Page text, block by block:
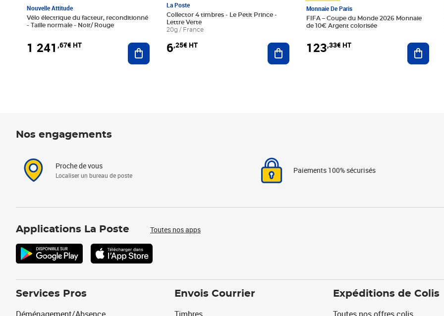
Nouvelle Attitude
Vélo électrique du facteur, reconditionné
- Taille normale - Noir/ Rouge
1 241 ,67€ HT Ajouter au panier
La Poste
Collector 4 timbres - Le Petit Prince -
Lettre Verte
20g / France
6,25€ HT Ajouter au panier
Monnaie De Paris
FIFA – Coupe du Monde 2026 Monnaie
de 10€ Argent colorisée
123,33€ HT
Nos engagements
Proche de vous
Localiser un bureau de poste
Paiements 100% sécurisés
Applications La Poste Toutes nos apps
Services Pros Envois Courrier Expéditions de Colis